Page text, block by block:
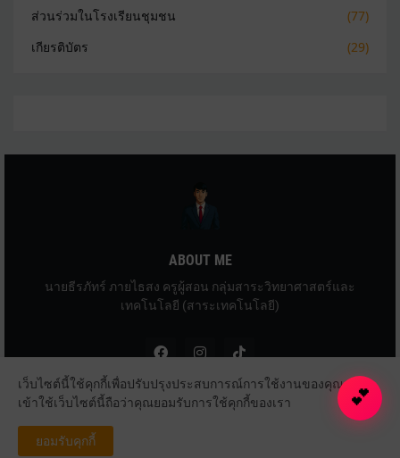
ส่วนร่วมในโรงเรียนชุมชน
(77)
เกียรติบัตร
(29)
ABOUT ME
นายธีรภัทร์ ภายไธสง ครูผู้สอน กลุ่มสาระวิทยาศาสตร์และ
เทคโนโลยี (สาระเทคโนโลยี)
Copyright ©
เว็บไซต์นี้ใช้คุกกี้เพื่อปรับปรุงประสบการณ์การใช้งานของคุณ การ
เข้าใช้เว็บไซต์นี้ถือว่าคุณยอมรับการใช้คุกกี้ของเรา
ยอมรับคุกกี้
💕